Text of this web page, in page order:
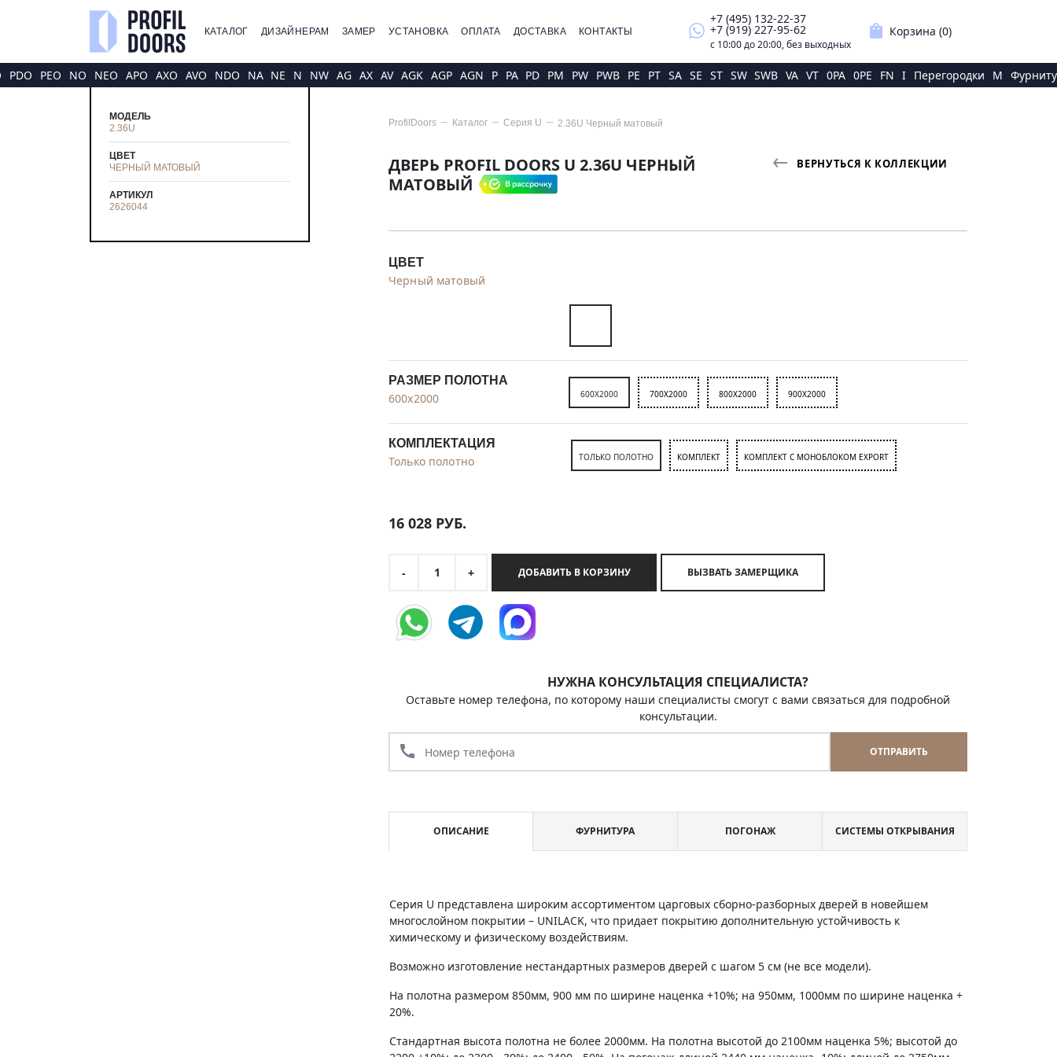
КАТАЛОГ ДИЗАЙНЕРАМ ЗАМЕР УСТАНОВКА ОПЛАТА ДОСТАВКА КОНТАКТЫ whatsapp
+7 (495) 132-22-37
+7 (919) 227-95-62
с 10:00 до 20:00, без выходных
shopping_bag Корзина (0)
PDO PEO NO NEO APO AXO AVO NDO NA NE N NW AG AX AV AGK AGP AGN P PA PD PM PW PWB PE PT SA SE ST SW SWB VA VT 0PA 0PE FN I Перегородки M
МОДЕЛЬ
2.36U
ЦВЕТ
ЧЕРНЫЙ МАТОВЫЙ
АРТИКУЛ
2626044
ProfilDoors Каталог Серия U 2.36U Черный матовый
ДВЕРЬ PROFIL DOORS U 2.36U ЧЕРНЫЙ
МАТОВЫЙ
ВЕРНУТЬСЯ К КОЛЛЕКЦИИ
ЦВЕТ
Черный матовый
РАЗМЕР ПОЛОТНА
600x2000 600X2000 700X2000 800X2000 900X2000
КОМПЛЕКТАЦИЯ
Только полотно ТОЛЬКО ПОЛОТНО КОМПЛЕКТ КОМПЛЕКТ С МОНОБЛОКОМ EXPORT
16 028 РУБ.
- 1 + ДОБАВИТЬ В КОРЗИНУ ВЫЗВАТЬ ЗАМЕРЩИКА
НУЖНА КОНСУЛЬТАЦИЯ СПЕЦИАЛИСТА?
Оставьте номер телефона, по которому наши специалисты смогут с вами связаться для подробной
консультации.
call ОТПРАВИТЬ
ОПИСАНИЕ ФУРНИТУРА ПОГОНАЖ СИСТЕМЫ ОТКРЫВАНИЯ
Серия U представлена широким ассортиментом царговых сборно-разборных дверей в новейшем
многослойном покрытии – UNILACK, что придает покрытию дополнительную устойчивость к
химическому и физическому воздействиям.
Возможно изготовление нестандартных размеров дверей с шагом 5 см (не все модели).
На полотна размером 850мм, 900 мм по ширине наценка +10%; на 950мм, 1000мм по ширине наценка +
20%.
Стандартная высота полотна не более 2000мм. На полотна высотой до 2100мм наценка 5%; высотой до